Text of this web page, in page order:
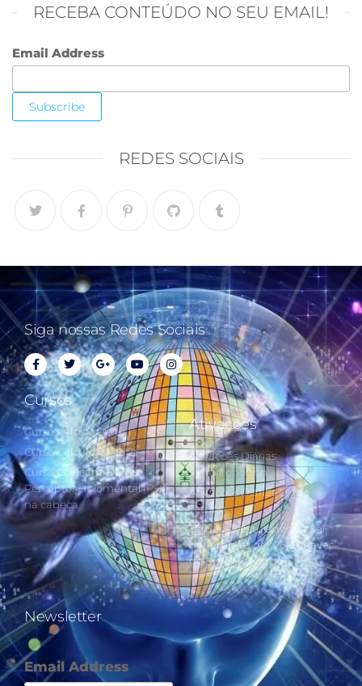
RECEBA CONTEÚDO NO SEU EMAIL!
Email Address
REDES SOCIAIS
Siga nossas Redes Sociais
Cursos
Curso Cálculo Parte 1
Curso Cálculo Parte 2
Curso Colocando o
Perceptor Holomental (PH)
na cabeça
Ativações
Ativações Diárias
Synchronotron
Ativações Diárias Lei do
Tempo
Estudos Postulados da Lei
do Tempo e das 260 Chaves
do Synchronotron
Newsletter
Email Address